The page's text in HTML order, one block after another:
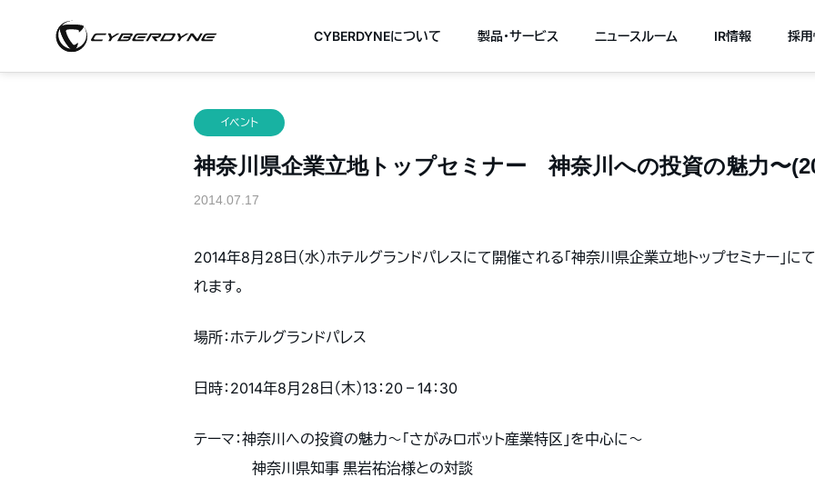
CYBERDYNEについて 製品・サービス ニュースルーム IR情報 採
イベント
神奈川県企業立地トップセミナー 神奈川への投資の魅力〜
2014.07.17
2014年8月28日（水）ホテルグランドパレスにて開催される「神奈川県企業立地トップセミナー」
れます。
場所：ホテルグランドパレス
日時：2014年8月28日（木）13：20 – 14：30
テーマ：神奈川への投資の魅力～「さがみロボット産業特区」を中心に～
神奈川県知事 黒岩祐治様との対談